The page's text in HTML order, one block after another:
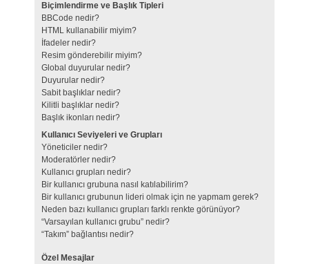
Biçimlendirme ve Başlık Tipleri
BBCode nedir?
HTML kullanabilir miyim?
İfadeler nedir?
Resim gönderebilir miyim?
Global duyurular nedir?
Duyurular nedir?
Sabit başlıklar nedir?
Kilitli başlıklar nedir?
Başlık ikonları nedir?
Kullanıcı Seviyeleri ve Grupları
Yöneticiler nedir?
Moderatörler nedir?
Kullanıcı grupları nedir?
Bir kullanıcı grubuna nasıl katılabilirim?
Bir kullanıcı grubunun lideri olmak için ne yapmam gerek?
Neden bazı kullanıcı grupları farklı renkte görünüyor?
“Varsayılan kullanıcı grubu” nedir?
“Takım” bağlantısı nedir?
Özel Mesajlar